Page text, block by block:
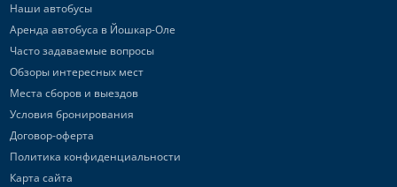
Наши автобусы
Аренда автобуса в Йошкар-Оле
Часто задаваемые вопросы
Обзоры интересных мест
Места сборов и выездов
Условия бронирования
Договор-оферта
Политика конфиденциальности
Карта сайта